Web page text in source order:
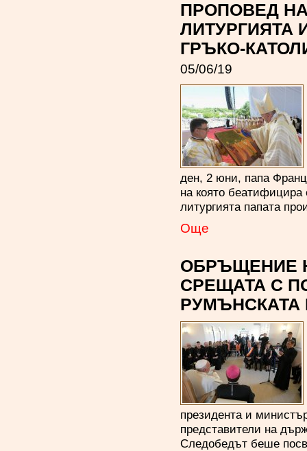
ПРОПОВЕД
ЛИТУРГИЯТА
ГРЪКО-
05/06/19
ден, 2 юни, папа
на която
литургията папата
Oще
ОБРЪЩЕНИЕ
СРЕЩАТА С
РУМЪНСКАТА
президента и
представители на
Следобедът беше